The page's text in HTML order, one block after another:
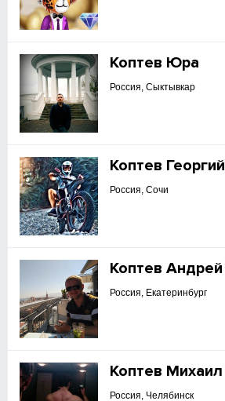
Коптев Юра
Россия, Сыктывкар
Коптев Георгий
Россия, Сочи
Коптев Андрей
Россия, Екатеринбург
Коптев Михаил
Россия, Челябинск